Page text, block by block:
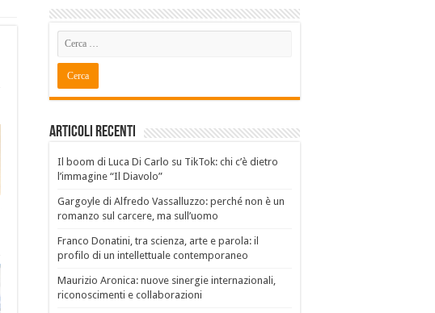
Articoli recenti
Il boom di Luca Di Carlo su TikTok: chi c’è dietro
l’immagine “Il Diavolo”
Gargoyle di Alfredo Vassalluzzo: perché non è un
romanzo sul carcere, ma sull’uomo
Franco Donatini, tra scienza, arte e parola: il
profilo di un intellettuale contemporaneo
Maurizio Aronica: nuove sinergie internazionali,
riconoscimenti e collaborazioni